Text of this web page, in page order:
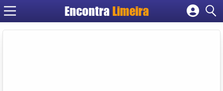
Encontra Limeira
Cadastrar empresa